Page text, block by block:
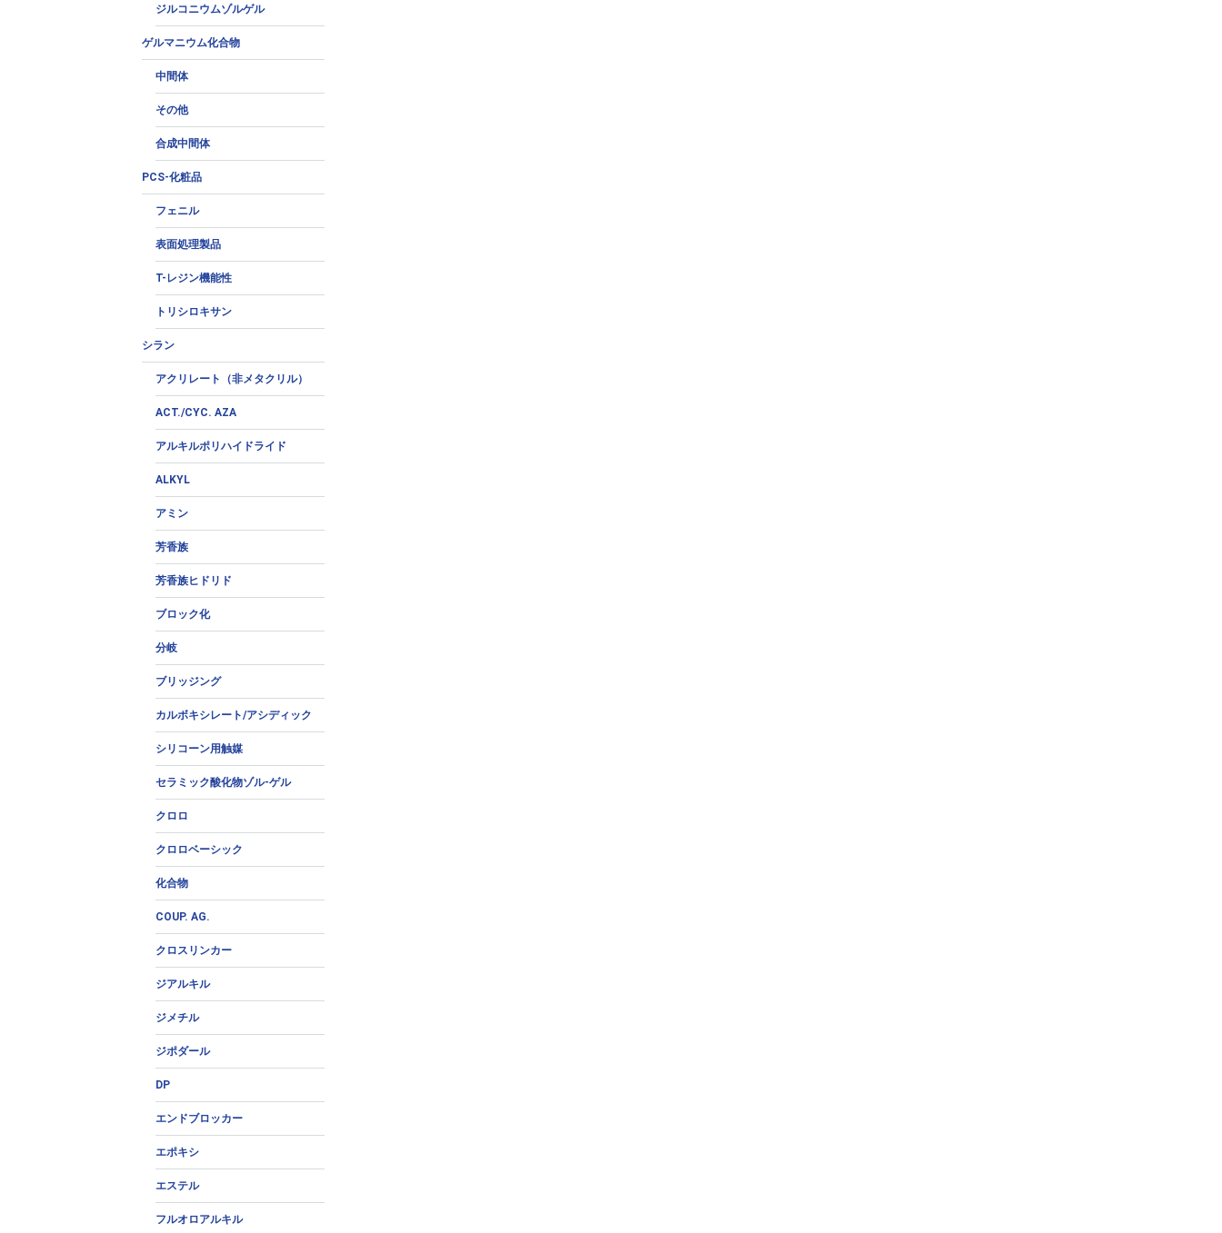
ジルコニウムゾルゲル
ゲルマニウム化合物
中間体
その他
合成中間体
PCS-化粧品
フェニル
表面処理製品
T-レジン機能性
トリシロキサン
シラン
アクリレート（非メタクリル）
ACT./CYC. AZA
アルキルポリハイドライド
ALKYL
アミン
芳香族
芳香族ヒドリド
ブロック化
分岐
ブリッジング
カルボキシレート/アシディック
シリコーン用触媒
セラミック酸化物ゾル-ゲル
クロロ
クロロベーシック
化合物
COUP. AG.
クロスリンカー
ジアルキル
ジメチル
ジポダール
DP
エンドブロッカー
エポキシ
エステル
フルオロアルキル